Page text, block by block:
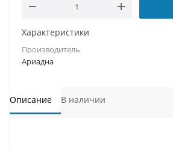
Характеристики
Производитель
Ариадна
Описание В наличии